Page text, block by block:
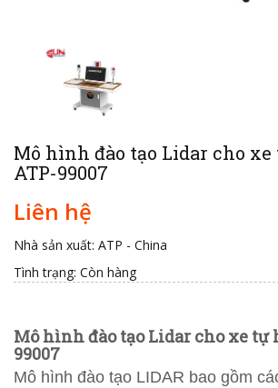
Mô hình đào tạo Lidar cho
ATP-99007
Liên hệ
Nhà sản xuất: ATP - China
Tình trạng: Còn hàng
Mô hình đào tạo Lidar cho xe tự
99007
Mô hình đào tạo LIDAR bao gồm